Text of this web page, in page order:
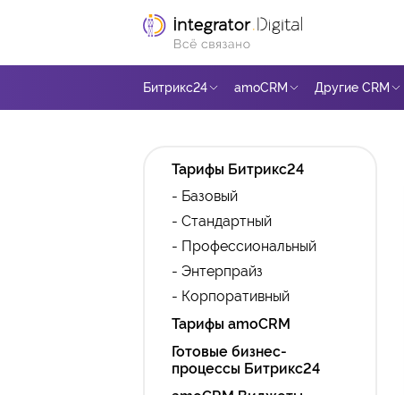
Битрикс24 amoCRM Другие CRM
Тарифы Битрикс24
- Базовый
- Стандартный
- Профессиональный
- Энтерпрайз
- Корпоративный
Тарифы amoCRM
Готовые бизнес-
процессы Битрикс24